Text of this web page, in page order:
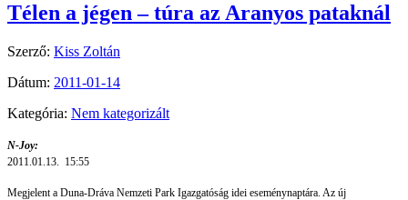
Télen a jégen – túra az Aranyos pataknál
Szerző: Kiss Zoltán
Dátum: 2011-01-14
Kategória: Nem kategorizált
N-Joy:
2011.01.13. 15:55
Megjelent a Duna-Dráva Nemzeti Park Igazgatóság idei eseménynaptára. Az új